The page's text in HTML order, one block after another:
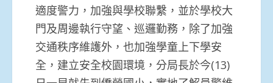
適度警力，加強與學校聯繫，並於學校大
門及周邊執行守望、巡邏勤務，除了加強
交通秩序維護外，也加強學童上下學安
全，建立安全校園環境，分局長於今(13)